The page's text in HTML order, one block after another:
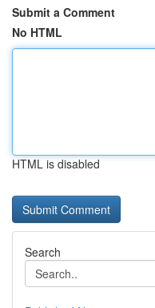
Submit a Comment
No HTML
HTML is disabled
Search